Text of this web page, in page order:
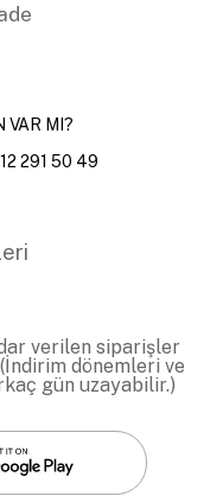
VAR MI?
291 50 49
verilen siparişler
dönemleri ve
gün uzayabilir.)